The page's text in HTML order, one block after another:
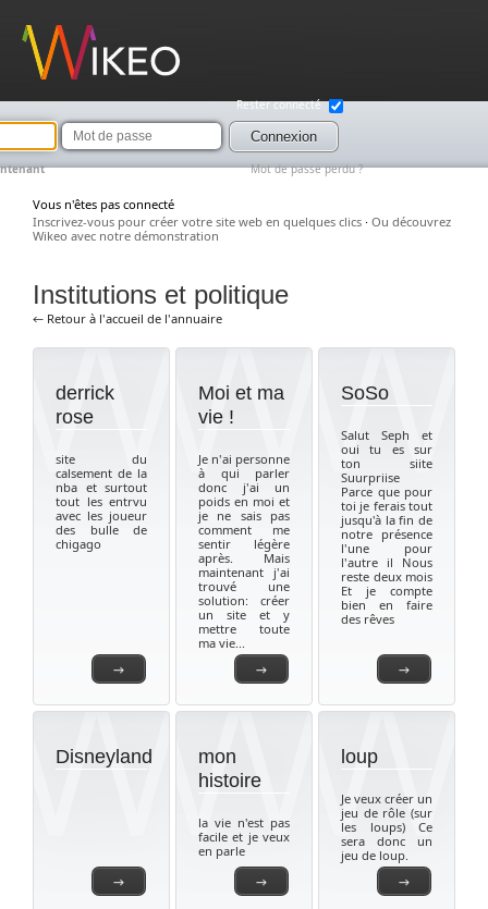
Rester connecté
Mot
de
passe
Connexion
Mot de passe perdu ?
Vous n'êtes pas connecté
Inscrivez-vous pour créer votre site web en quelques clics · Ou découvrez
Wikeo avec notre démonstration
Institutions et politique
← Retour à l'accueil de l'annuaire
→
derrick
rose
site du
calsement de la
nba et surtout
tout les entrvu
avec les joueur
des bulle de
chigago
→
Moi et ma
vie !
Je n'ai personne
à qui parler
donc j'ai un
poids en moi et
je ne sais pas
comment me
sentir légère
après. Mais
maintenant j'ai
trouvé une
solution: créer
un site et y
mettre toute
ma vie...
→
SoSo
Salut Seph et
oui tu es sur
ton siite
Suurpriise
Parce que pour
toi je ferais tout
jusqu'à la fin de
notre présence
l'une pour
l'autre il Nous
reste deux mois
Et je compte
bien en faire
des rêves
→
Disneyland
→
mon
histoire
la vie n'est pas
facile et je veux
en parle
→
loup
Je veux créer un
jeu de rôle (sur
les loups) Ce
sera donc un
jeu de loup.